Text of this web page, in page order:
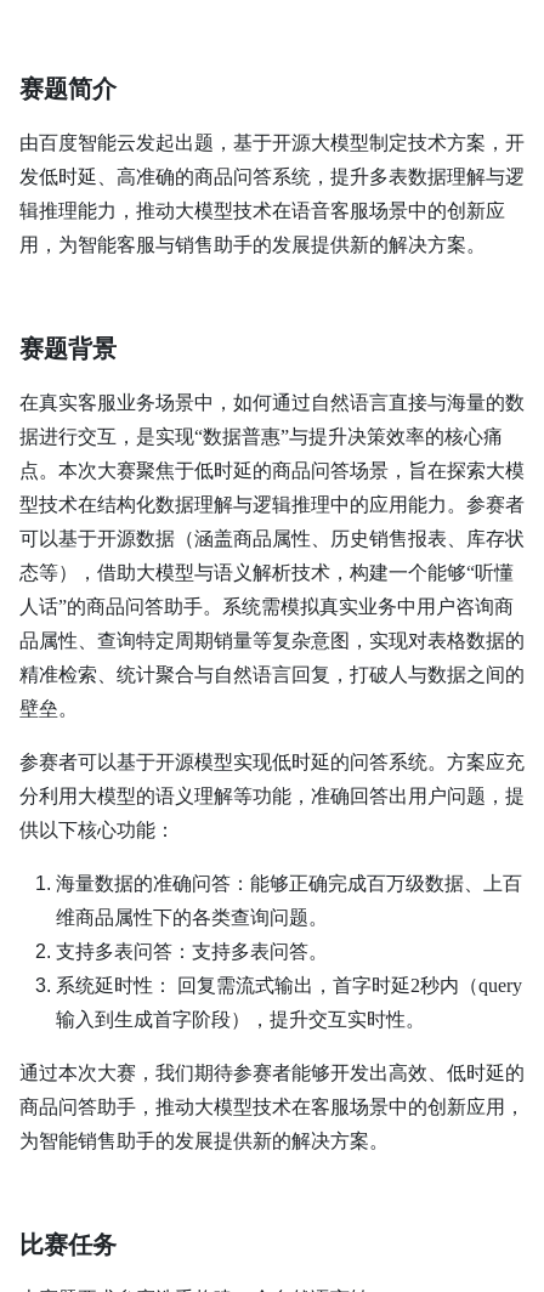
赛题简介
由百度智能云发起出题，基于开源大模型制定技术方案，开
发低时延、高准确的商品问答系统，提升多表数据理解与逻
辑推理能力，推动大模型技术在语音客服场景中的创新应
用，为智能客服与销售助手的发展提供新的解决方案。
赛题背景
在真实客服业务场景中，如何通过自然语言直接与海量的数
据进行交互，是实现“数据普惠”与提升决策效率的核心痛
点。本次大赛聚焦于低时延的商品问答场景，旨在探索大模
型技术在结构化数据理解与逻辑推理中的应用能力。参赛者
可以基于开源数据（涵盖商品属性、历史销售报表、库存状
态等），借助大模型与语义解析技术，构建一个能够“听懂
人话”的商品问答助手。系统需模拟真实业务中用户咨询商
品属性、查询特定周期销量等复杂意图，实现对表格数据的
精准检索、统计聚合与自然语言回复，打破人与数据之间的
壁垒。
参赛者可以基于开源模型实现低时延的问答系统。方案应充
分利用大模型的语义理解等功能，准确回答出用户问题，提
供以下核心功能：
海量数据的准确问答：能够正确完成百万级数据、上百
维商品属性下的各类查询问题。
支持多表问答：支持多表问答。
系统延时性： 回复需流式输出，首字时延2秒内（query
输入到生成首字阶段），提升交互实时性。
通过本次大赛，我们期待参赛者能够开发出高效、低时延的
商品问答助手，推动大模型技术在客服场景中的创新应用，
为智能销售助手的发展提供新的解决方案。
比赛任务